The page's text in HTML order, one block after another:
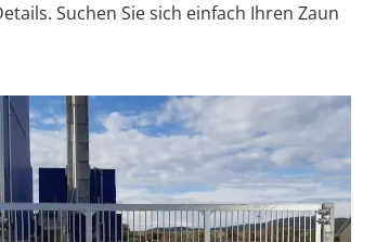
Suchen Sie sich einfach Ihren Zaun